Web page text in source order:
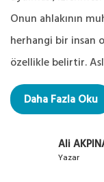
Onun ahlakının
herhangi bir insan
özellikle belirtir.
Daha Fazla Oku
Ali
Yazar